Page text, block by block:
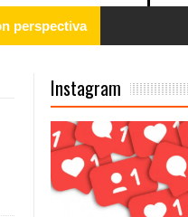
la clausura
París
Rock Café
Instagram